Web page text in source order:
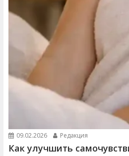
09.02.2026 Редакция
Как улучшить